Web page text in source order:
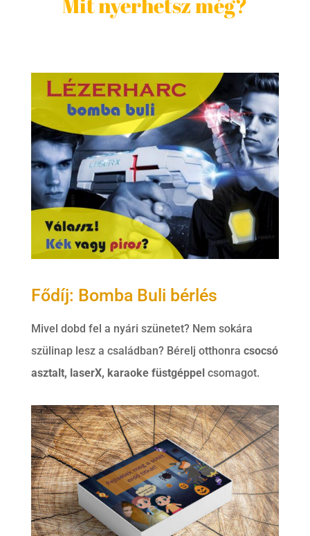
Fődíj: Bomba Buli bérlés
Mivel dobd fel a nyári szünetet? Nem sokára
szülinap lesz a családban? Bérelj otthonra csocsó
asztalt, laserX, karaoke füstgéppelcsomagot.